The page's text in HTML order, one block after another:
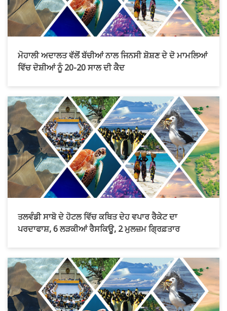
ਮੋਹਾਲੀ ਅਦਾਲਤ ਵੱਲੋਂ ਬੱਚੀਆਂ ਨਾਲ ਜਿਨਸੀ ਸ਼ੋਸ਼ਣ ਦੇ ਦੋ ਮਾਮਲਿਆਂ
ਵਿੱਚ ਦੋਸ਼ੀਆਂ ਨੂੰ 20-20 ਸਾਲ ਦੀ ਕੈਦ
ਤਲਵੰਡੀ ਸਾਬੋ ਦੇ ਹੋਟਲ ਵਿੱਚ ਕਥਿਤ ਦੇਹ ਵਪਾਰ ਰੈਕੇਟ ਦਾ
ਪਰਦਾਫਾਸ਼, 6 ਲੜਕੀਆਂ ਰੈਸਕਿਊ, 2 ਮੁਲਜ਼ਮ ਗ੍ਰਿਫ਼ਤਾਰ